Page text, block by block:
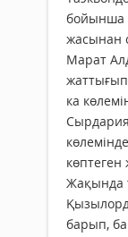
бойынша
жасынан
Марат
ка
көптеген
Жақында
барып,